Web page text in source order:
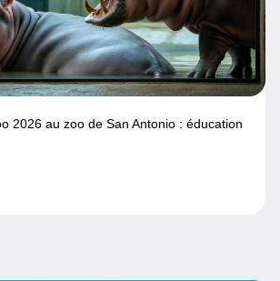
2026 au zoo de San Antonio : éducation